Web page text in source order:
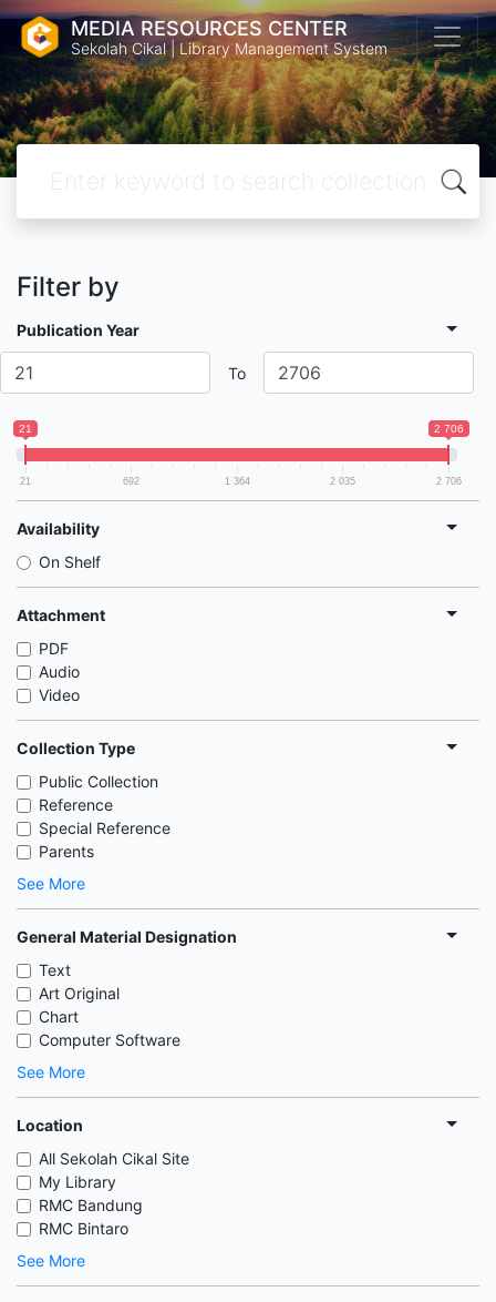
MEDIA RESOURCES CENTER
Sekolah Cikal | Library Management System
Filter by
Publication Year
To
21 2 706
21 692 1 364 2 035 2 706
Availability
On Shelf
Attachment
PDF
Audio
Video
Collection Type
Public Collection
Reference
Special Reference
Parents
See More
General Material Designation
Text
Art Original
Chart
Computer Software
See More
Location
All Sekolah Cikal Site
My Library
RMC Bandung
RMC Bintaro
See More